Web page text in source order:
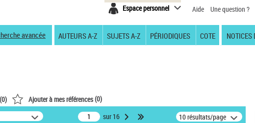
Espace personnel Aide Une question ?
avancée AUTEURS A-Z SUJETS A-Z PÉRIODIQUES COTE NOTICES
0) Ajouter à mes références(0)
sur 16 10 résultats/page